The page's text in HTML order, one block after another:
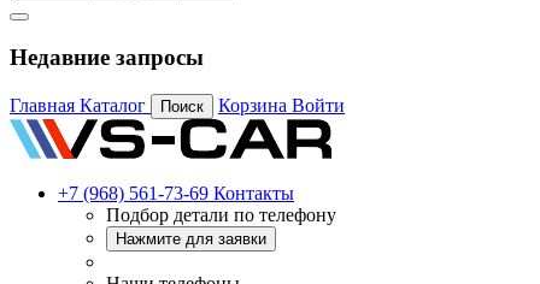
Недавние запросы
Главная Каталог Поиск Корзина Войти
+7 (968) 561-73-69 Контакты
Подбор детали по телефону
Нажмите для заявки